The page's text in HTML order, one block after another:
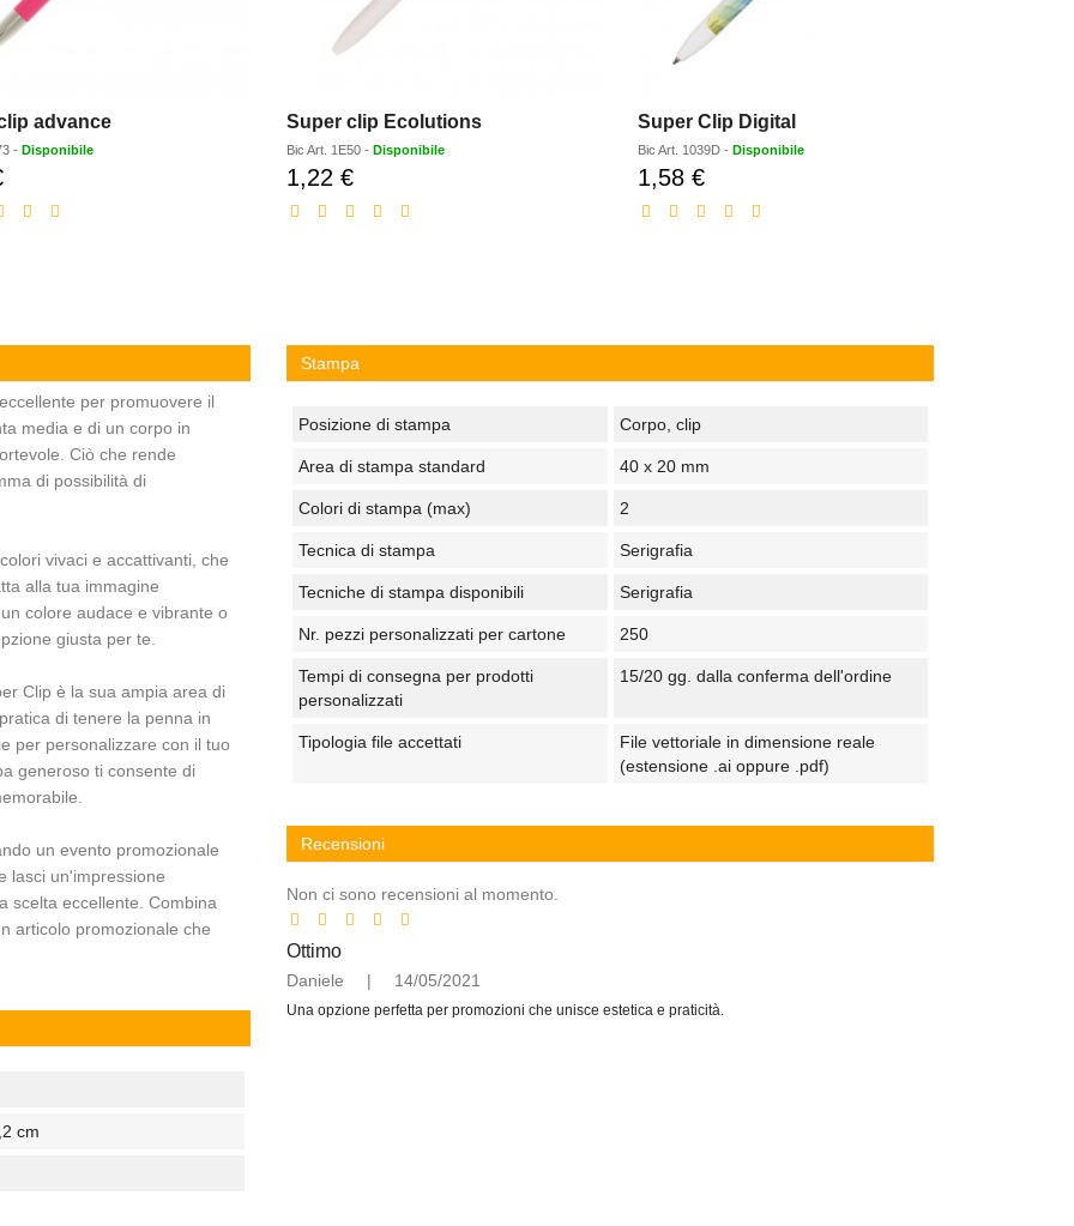
advance
- Disponibile
Prezzo
Super clip Ecolutions
Bic Art. 1E50 - Disponibile
1,22 €Prezzo
Super Clip Digital
Bic Art. 1039D- Disponibile
1,58 €Prezzo
per promuovere il
media e di un corpo in
Ciò che rende
di possibilità di
vivaci e accattivanti, che
alla tua immagine
colore audace e vibrante o
giusta per te.
Clip è la sua ampia area di
di tenere la penna in
per personalizzare con il tuo
generoso ti consente di
un evento promozionale
lasci un'impressione
scelta eccellente. Combina
articolo promozionale che
cm
Stampa
Posizione di stampa Corpo, clip
Area di stampa standard 40 x 20 mm
Colori di stampa (max) 2
Tecnica di stampa Serigrafia
Tecniche di stampa disponibili Serigrafia
Nr. pezzi personalizzati per cartone 250
Tempi di consegna per prodotti
personalizzati
15/20 gg. dalla conferma dell'ordine
Tipologia file accettati
File vettoriale in dimensione reale
(estensione .ai oppure .pdf)
Recensioni
Non ci sono recensioni al momento.
Ottimo
Daniele | 14/05/2021
Una opzione perfetta per promozioni che unisce estetica e praticità.